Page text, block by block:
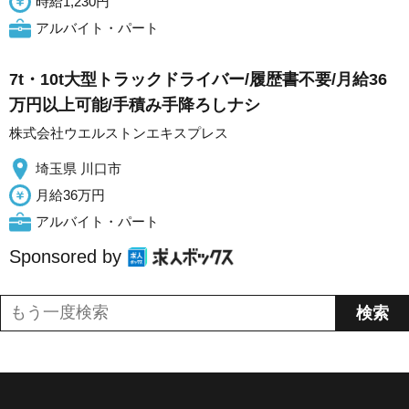
アルバイト・パート
7t・10t大型トラックドライバー/履歴書不要/月給36
万円以上可能/手積み手降ろしナシ
株式会社ウエルストンエキスプレス
埼玉県 川口市
月給36万円
アルバイト・パート
Sponsored by